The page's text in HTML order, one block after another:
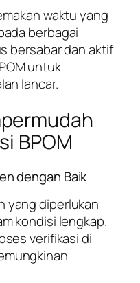
waktu yang
berbagai
bersabar dan aktif
untuk
lancar.
BPOM
dengan Baik
yang diperlukan
kondisi lengkap.
verifikasi di